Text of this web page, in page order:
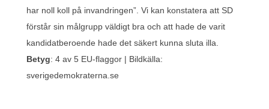
har noll koll på invandringen”. Vi kan konstatera att SD
förstår sin målgrupp väldigt bra och att hade de varit
kandidatberoende hade det säkert kunna sluta illa.
Betyg: 4 av 5 EU-flaggor | Bildkälla:
sverigedemokraterna.se